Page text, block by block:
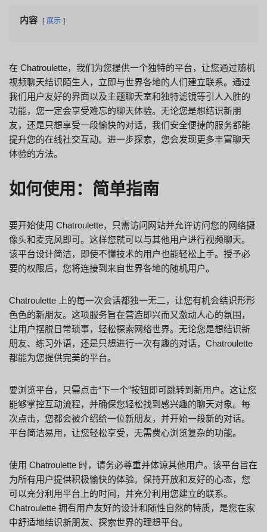
内容 展示
在 Chatroulette，我们为您提供一个独特的平台，让您通过随机
视频聊天结识陌生人，立即与世界各地的人们建立联系。通过
我们用户友好的界面以及主题聊天室和独特滤镜等引人入胜的
功能，您一定会享受难忘的聊天体验。无论您是想结识新朋
友，还是只想享受一段愉快的对话，我们安全便捷的服务都能
提升您的在线社交互动。进一步探索，您会发现更多丰富聊天
体验的方法。
如何使用：简单指南
要开始使用 Chatroulette，只需访问网站并允许访问您的网络摄
像头和麦克风即可。这样您就可以与其他用户进行视频聊天。
该平台设计简洁，即使不懂技术的用户也能轻松上手。授予必
要的权限后，您将连接到来自世界各地的随机用户。
Chatroulette 上的每一次会话都独一无二，让您有机会结识形形
色色的新朋友。这项服务旨在营造即兴而又激动人心的氛围，
让用户摆脱日常琐事，轻松探索网络世界。无论您是想结识新
朋友、练习外语，还是只想进行一次有趣的对话，Chatroulette
都能为您提供完美的平台。
要浏览平台，只需点击“下一个”按钮即可跳转到新用户。这让您
能够掌控互动流程，并确保您轻松找到感兴趣的聊天对象。每
次点击，您都会被介绍给一位新朋友，并开始一段新的对话。
平台简洁易用，让您轻松享受，无需费心浏览复杂的功能。
使用 Chatroulette 时，请务必尊重并体谅其他用户。该平台旨在
为所有用户提供积极愉快的体验。保持开放和友好的心态，您
可以充分利用平台上的时间，并充分利用您建立的联系。
Chatroulette 拥有用户友好的设计和随性自然的特质，是您在家
中舒适地结识新朋友、探索世界的理想平台。